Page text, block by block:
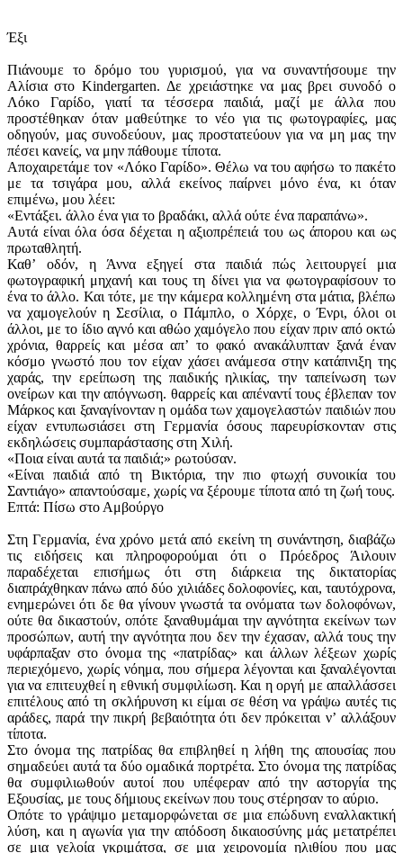
Έξι
Πιάνουμε το δρόμο του γυρισμού, για να συναντήσουμε την
Αλίσια στο Kindergarten. Δε χρειάστηκε να μας βρει συνοδό ο
Λόκο Γαρίδο, γιατί τα τέσσερα παιδιά, μαζί με άλλα που
προστέθηκαν όταν μαθεύτηκε το νέο για τις φωτογραφίες, μας
οδηγούν, μας συνοδεύουν, μας προστατεύουν για να μη μας την
πέσει κανείς, να μην πάθουμε τίποτα.
Αποχαιρετάμε τον «Λόκο Γαρίδο». Θέλω να του αφήσω το πακέτο
με τα τσιγάρα μου, αλλά εκείνος παίρνει μόνο ένα, κι όταν
επιμένω, μου λέει:
«Εντάξει. άλλο ένα για το βραδάκι, αλλά ούτε ένα παραπάνω».
Αυτά είναι όλα όσα δέχεται η αξιοπρέπειά του ως άπορου και ως
πρωταθλητή.
Καθʼ οδόν, η Άννα εξηγεί στα παιδιά πώς λειτουργεί μια
φωτογραφική μηχανή και τους τη δίνει για να φωτογραφίσουν το
ένα το άλλο. Και τότε, με την κάμερα κολλημένη στα μάτια, βλέπω
να χαμογελούν η Σεσίλια, ο Πάμπλο, ο Χόρχε, ο Ένρι, όλοι οι
άλλοι, με το ίδιο αγνό και αθώο χαμόγελο που είχαν πριν από οκτώ
χρόνια, θαρρείς και μέσα απʼ το φακό ανακάλυπταν ξανά έναν
κόσμο γνωστό που τον είχαν χάσει ανάμεσα στην κατάπνιξη της
χαράς, την ερείπωση της παιδικής ηλικίας, την ταπείνωση των
ονείρων και την απόγνωση. θαρρείς και απέναντί τους έβλεπαν τον
Μάρκος και ξαναγίνονταν η ομάδα των χαμογελαστών παιδιών που
είχαν εντυπωσιάσει στη Γερμανία όσους παρευρίσκονταν στις
εκδηλώσεις συμπαράστασης στη Χιλή.
«Ποια είναι αυτά τα παιδιά;» ρωτούσαν.
«Είναι παιδιά από τη Βικτόρια, την πιο φτωχή συνοικία του
Σαντιάγο» απαντούσαμε, χωρίς να ξέρουμε τίποτα από τη ζωή τους.
Επτά: Πίσω στο Αμβούργο
Στη Γερμανία, ένα χρόνο μετά από εκείνη τη συνάντηση, διαβάζω
τις ειδήσεις και πληροφορούμαι ότι ο Πρόεδρος Άιλουιν
παραδέχεται επισήμως ότι στη διάρκεια της δικτατορίας
διαπράχθηκαν πάνω από δύο χιλιάδες δολοφονίες, και, ταυτόχρονα,
ενημερώνει ότι δε θα γίνουν γνωστά τα ονόματα των δολοφόνων,
ούτε θα δικαστούν, οπότε ξαναθυμάμαι την αγνότητα εκείνων των
προσώπων, αυτή την αγνότητα που δεν την έχασαν, αλλά τους την
υφάρπαξαν στο όνομα της «πατρίδας» και άλλων λέξεων χωρίς
περιεχόμενο, χωρίς νόημα, που σήμερα λέγονται και ξαναλέγονται
για να επιτευχθεί η εθνική συμφιλίωση. Και η οργή με απαλλάσσει
επιτέλους από τη σκλήρυνση κι είμαι σε θέση να γράψω αυτές τις
αράδες, παρά την πικρή βεβαιότητα ότι δεν πρόκειται νʼ αλλάξουν
τίποτα.
Στο όνομα της πατρίδας θα επιβληθεί η λήθη της απουσίας που
σημαδεύει αυτά τα δύο ομαδικά πορτρέτα. Στο όνομα της πατρίδας
θα συμφιλιωθούν αυτοί που υπέφεραν από την αστοργία της
Εξουσίας, με τους δήμιους εκείνων που τους στέρησαν το αύριο.
Οπότε το γράψιμο μεταμορφώνεται σε μια επώδυνη εναλλακτική
λύση, και η αγωνία για την απόδοση δικαιοσύνης μάς μετατρέπει
σε μια γελοία γκριμάτσα, σε μια χειρονομία ηλιθίου που μας